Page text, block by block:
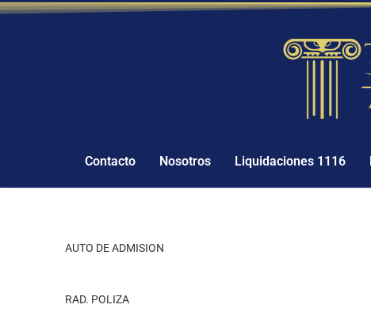
Contacto Nosotros Liquidaciones 1116
AUTO DE ADMISION
RAD. POLIZA